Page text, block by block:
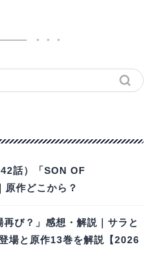
話）「SON OF
原作どこから？
び？」感想・解説｜サラと
場と原作13巻を解説【2026